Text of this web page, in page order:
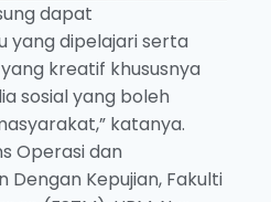
dapat
yang dipelajari serta
kreatif khususnya
sosial yang boleh
katanya.
Operasi dan
Dengan Kepujian, Fakulti